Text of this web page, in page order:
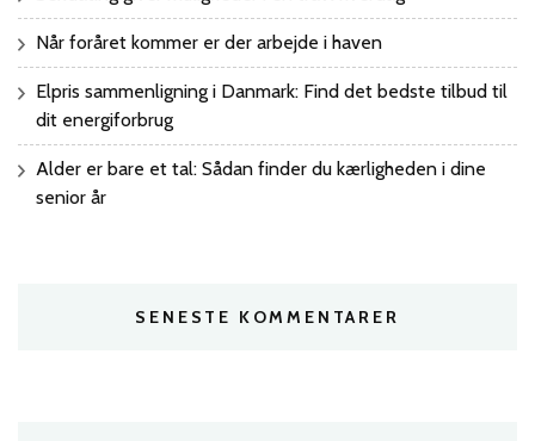
Når foråret kommer er der arbejde i haven
Elpris sammenligning i Danmark: Find det bedste tilbud til
dit energiforbrug
Alder er bare et tal: Sådan finder du kærligheden i dine
senior år
SENESTE KOMMENTARER